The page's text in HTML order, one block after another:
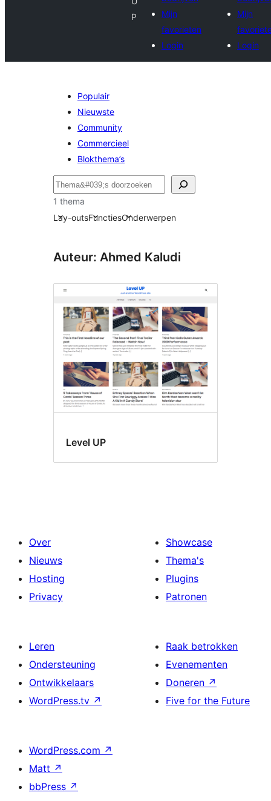
P
Mijn
favorieten
Login
Mijn
Login
Populair
Nieuwste
Community
Commercieel
Blokthema’s
Zoeken
1 thema
Lay-outsFunctiesOnderwerpen
Auteur: Ahmed Kaludi
Level UP
Over
Nieuws
Hosting
Privacy
Showcase
Thema's
Plugins
Patronen
Leren
Ondersteuning
Ontwikkelaars
WordPress.tv ↗
Raak betrokken
Evenementen
Doneren ↗
Five for the Future
WordPress.com ↗
Matt ↗
bbPress ↗